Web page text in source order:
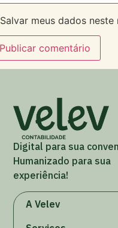
Salvar meus dados
Digital para sua
Humanizado para sua
experiência!
A Velev